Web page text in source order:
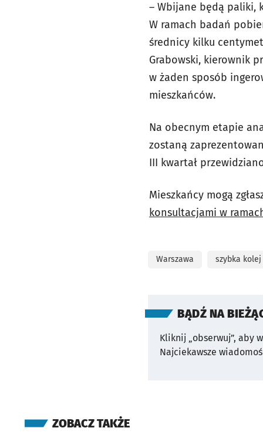
– Wbijane będą paliki,
W ramach badań
średnicy kilku
Grabowski, kierownik
w żaden sposób
mieszkańców.
Na obecnym etapie
zostaną
III kwartał
Mieszkańcy mogą
konsultacjami w
Warszawa szybka kolej
BĄDŹ NA
Kliknij „obserwuj”, aby
Najciekawsze
ZOBACZ TAKŻE